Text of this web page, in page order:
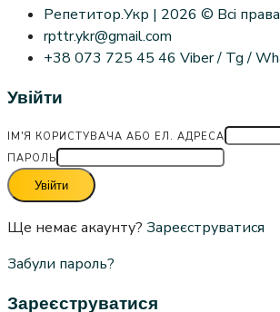
Репетитор.Укр | 2026 © Всі
rpttr.ykr@gmail.com
+38 073 725 45 46 Viber / Tg /
Увійти
ІМ'Я КОРИСТУВАЧА АБО ЕЛ. АДРЕСА
ПАРОЛЬ
Увійти
Ще немає акаунту? Зареєструватися
Забули пароль?
Зареєструватися